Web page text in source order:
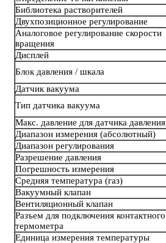
Библиотека растворителей
Двухпозиционное регулирование
Аналоговое регулирование скорости
вращения
Дисплей
Блок давления / шкала
Датчик вакуума
Тип датчика вакуума
Макс. давление для датчика давления
Диапазон измерения (абсолютный)
Диапазон регулирования
Разрешение давления
Погрешность измерения
Средняя температура (газ)
Вакуумный клапан
Вентиляционный клапан
Разъем для подключения контактного
термометра
Единица измерения температуры